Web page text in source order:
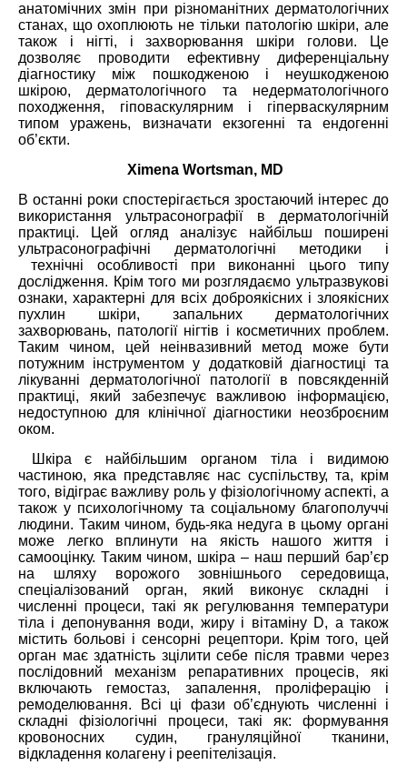
анатомічних змін при різноманітних дерматологічних
станах, що охоплюють не тільки патологію шкіри, але
також і нігті, і захворювання шкіри голови. Це
дозволяє проводити ефективну диференціальну
діагностику між пошкодженою і неушкодженою
шкірою, дерматологічного та недерматологічного
походження, гіповаскулярним і гіперваскулярним
типом уражень, визначати екзогенні та ендогенні
об’єкти.
Ximena Wortsman, MD
В останні роки спостерігається зростаючий інтерес до
використання ультрасонографії в дерматологічній
практиці. Цей огляд аналізує найбільш поширені
ультрасонографічні дерматологічні методики і
технічні особливості при виконанні цього типу
дослідження. Крім того ми розглядаємо ультразвукові
ознаки, характерні для всіх доброякісних і злоякісних
пухлин шкіри, запальних дерматологічних
захворювань, патології нігтів і косметичних проблем.
Таким чином, цей неінвазивний метод може бути
потужним інструментом у додатковій діагностиці та
лікуванні дерматологічної патології в повсякденній
практиці, який забезпечує важливою інформацією,
недоступною для клінічної діагностики неозброєним
оком.
Шкіра є найбільшим органом тіла і видимою
частиною, яка представляє нас суспільству, та, крім
того, відіграє важливу роль у фізіологічному аспекті, а
також у психологічному та соціальному благополуччі
людини. Таким чином, будь-яка недуга в цьому органі
може легко вплинути на якість нашого життя і
самооцінку. Таким чином, шкіра – наш перший бар’єр
на шляху ворожого зовнішнього середовища,
спеціалізований орган, який виконує складні і
численні процеси, такі як регулювання температури
тіла і депонування води, жиру і вітаміну D, а також
містить больові і сенсорні рецептори. Крім того, цей
орган має здатність зцілити себе після травми через
послідовний механізм репаративних процесів, які
включають гемостаз, запалення, проліферацію і
ремоделювання. Всі ці фази об’єднують численні і
складні фізіологічні процеси, такі як: формування
кровоносних судин, грануляційної тканини,
відкладення колагену і реепітелізація.